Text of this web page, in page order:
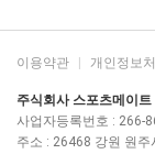
이용약관 개인정보
주식회사 스포츠메이트
사업자등록번호 : 266-
주소 : 26468 강원 원주